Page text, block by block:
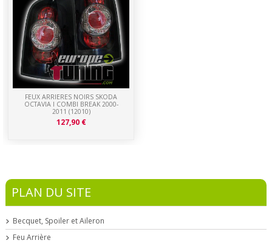
FEUX ARRIERES NOIRS SKODA
OCTAVIA I COMBI BREAK 2000-
2011 (12010)
127,90 €
PLAN DU SITE
Becquet, Spoiler et Aileron
Feu Arrière